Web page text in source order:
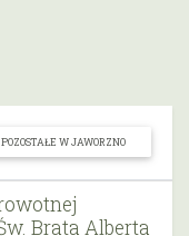
POZOSTAŁE W JAWORZNO
Brata Alberta